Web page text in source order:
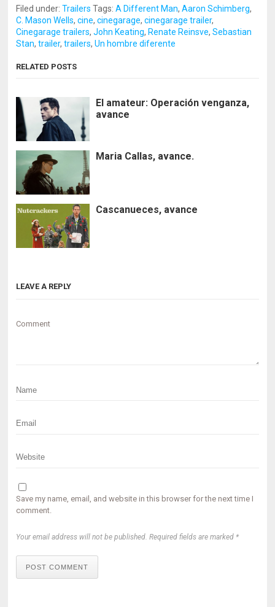
Filed under:Trailers Tags:A Different Man,Aaron Schimberg,
C. Mason Wells,cine,cinegarage,cinegarage trailer,
Cinegarage trailers,John Keating, Renate Reinsve,Sebastian
Stan,trailer,trailers,Un hombre diferente
RELATED POSTS
El amateur: Operación venganza,
avance
Maria Callas, avance.
Cascanueces, avance
LEAVE A REPLY
Comment
Save my name, email, and website in this browser for the next time I
comment.
Your email address will not be published. Required fields are marked *
POST COMMENT